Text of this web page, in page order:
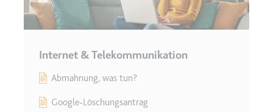
Internet & Telekommunikation
Abmahnung, was tun?
Google-Löschungsantrag